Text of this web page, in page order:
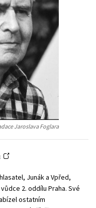
Zdraví a životní styl
Jaroslava Foglara
Junák a Vpřed,
2. oddílu Praha. Své
ostatním